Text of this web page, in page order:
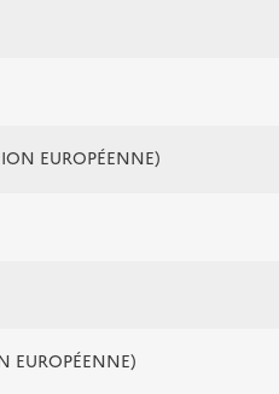
EUROPÉENNE)
EUROPÉENNE)